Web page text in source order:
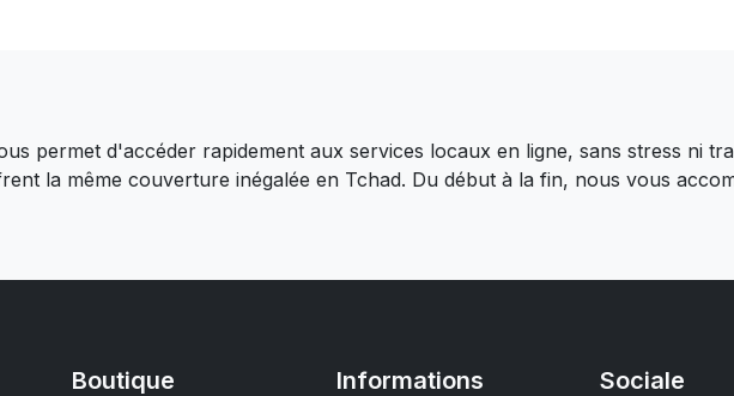
permet d'accéder rapidement aux services locaux en ligne, sans stress ni
la même couverture inégalée en Tchad. Du début à la fin, nous vous
Boutique Informations Sociale